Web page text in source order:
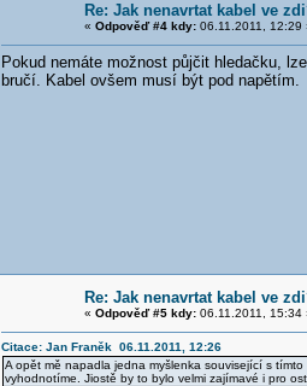
Re: Jak nenavrtat kabel ve
« Odpověď #4 kdy:06.11.2011, 12:29
Pokud nemáte možnost půjčit hledačku,
bručí. Kabel ovšem musí být pod napětím.
Re: Jak nenavrtat kabel ve
« Odpověď #5 kdy:06.11.2011, 15:34
Citace: Jan Franěk 06.11.2011, 12:26
A opět mě napadla jedna myšlenka související s
vyhodnotíme. Jiostě by to bylo velmi zajímavé i pro